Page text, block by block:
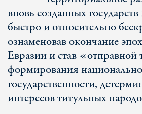
вновь созданных
быстро и относительно
ознаменовав окончание
Евразии и став
формирования
государственности,
интересов титульных